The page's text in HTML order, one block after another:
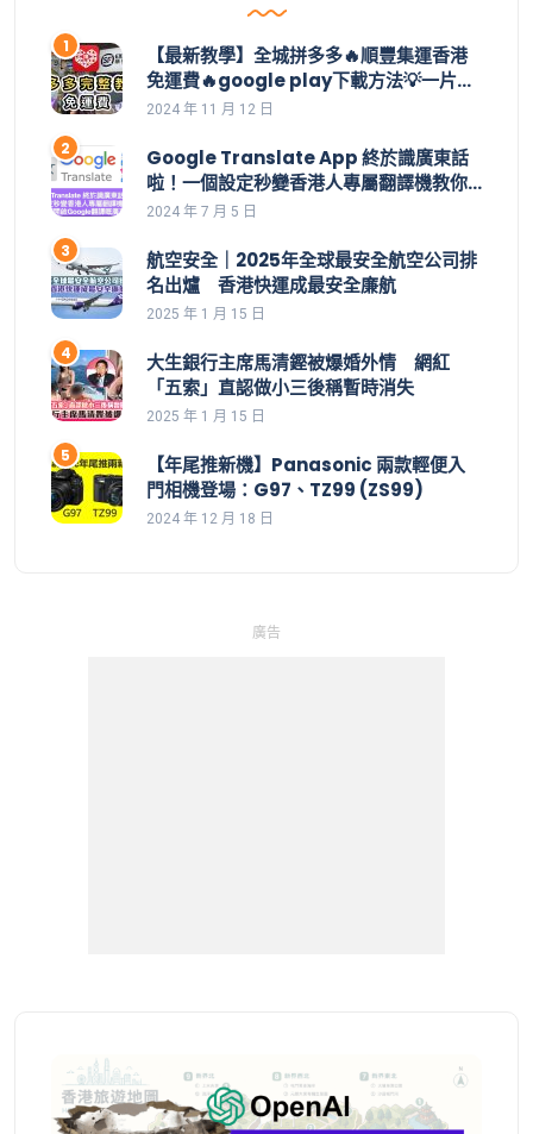
【最新教學】全城拼多多🔥順豐集運香港
免運費🔥google play下載方法💡一片學
識拼多多整個操作👊集運價目表｜拼多多
香港下載｜香港付款｜購物車｜應用寶
2024 年 11 月 12 日
Google Translate App 終於識廣東話
啦！一個設定秒變香港人專屬翻譯機教你
一招開啟Google翻譯嘅廣東話功能 | 安裝
2024 年 7 月 5 日
航空安全｜2025年全球最安全航空公司排
名出爐 香港快運成最安全廉航
2025 年 1 月 15 日
大生銀行主席馬清鏗被爆婚外情 網紅
「五索」直認做小三後稱暫時消失
2025 年 1 月 15 日
【年尾推新機】Panasonic 兩款輕便入
門相機登場：G97、TZ99 (ZS99)
2024 年 12 月 18 日
廣告